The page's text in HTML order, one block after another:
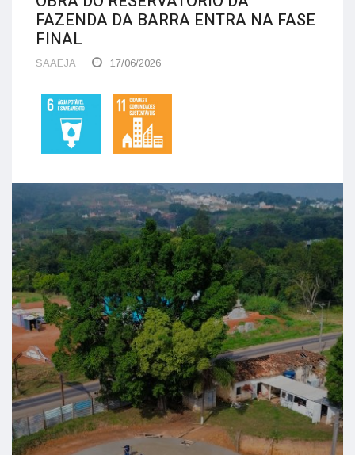
FAZENDA DA BARRA ENTRA NA FASE
FINAL
SAAEJA 17/06/2026